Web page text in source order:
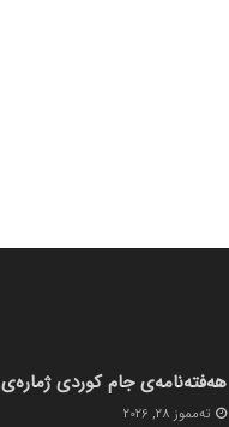
هەفتەنامەی جام کوردی ژمارەی 432
ته‌مموز 28, 2026